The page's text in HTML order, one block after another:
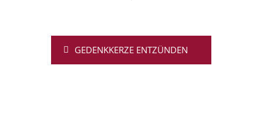
GEDENKKERZE ENTZÜNDEN